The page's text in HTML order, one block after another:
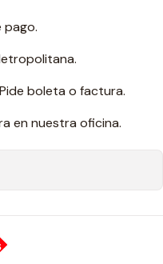
boleta o factura.
en nuestra oficina.